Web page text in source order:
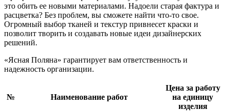
это обить ее новыми материалами. Надоели старая фактура и
расцветка? Без проблем, вы сможете найти что-то свое.
Огромный выбор тканей и текстур привнесет краски и
позволит творить и создавать новые идеи дизайнерских
решений.
«Ясная Поляна» гарантирует вам ответственность и
надежность организации.
№ Наименование работ
Цена за работу
на единицу
изделия